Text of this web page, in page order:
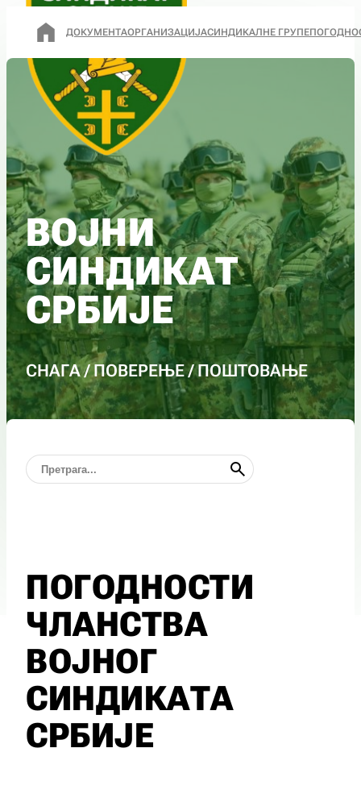
ДОКУМЕНТАОРГАНИЗАЦИЈАСИНДИКАЛНЕ ГРУПЕ
ВОЈНИ
СИНДИКАТ
СРБИЈЕ
СНАГА / ПОВЕРЕЊЕ / ПОШТОВАЊЕ
ПОГОДНОСТИ
ЧЛАНСТВА
ВОЈНОГ
СИНДИКАТА
СРБИЈЕ